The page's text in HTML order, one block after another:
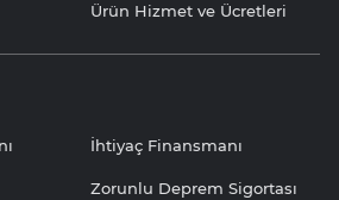
Ürün Hizmet ve Ücretleri
İhtiyaç Finansmanı
Zorunlu Deprem Sigortası